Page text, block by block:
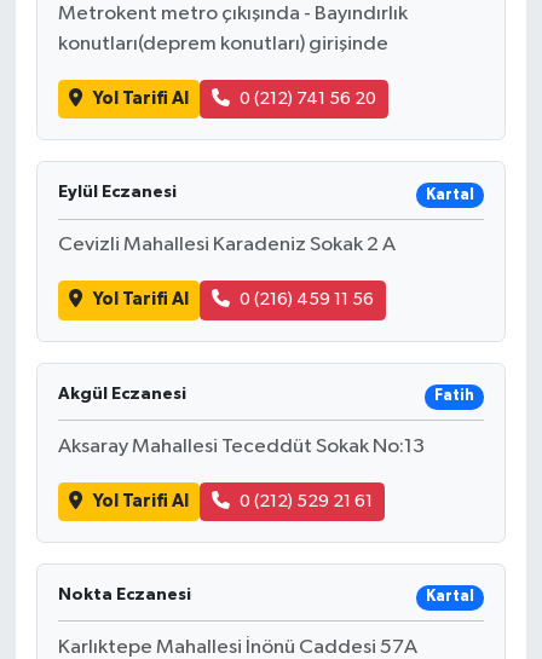
Metrokent metro çıkışında - Bayındırlık
konutları(deprem konutları) girişinde
Yol Tarifi Al 0 (212) 741 56 20
Eylül Eczanesi Kartal
Cevizli Mahallesi Karadeniz Sokak 2 A
Yol Tarifi Al 0 (216) 459 11 56
Akgül Eczanesi Fatih
Aksaray Mahallesi Teceddüt Sokak No:13
Yol Tarifi Al 0 (212) 529 21 61
Nokta Eczanesi Kartal
Karlıktepe Mahallesi İnönü Caddesi 57A